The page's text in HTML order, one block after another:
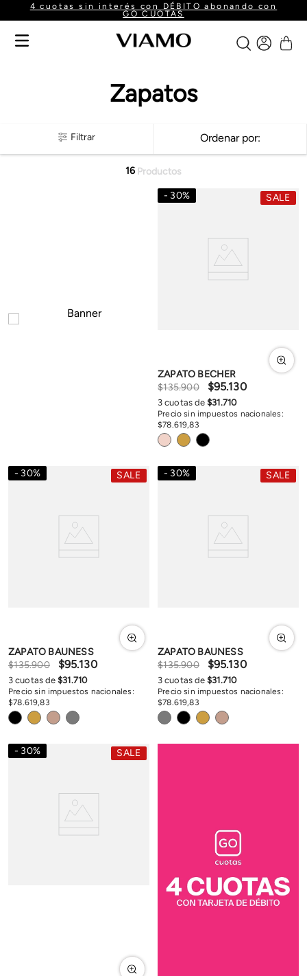
Envío gratis a partir de $160.000
Zapatos
Filtrar Ordenar por
16 Productos
30% SALE
ZAPATO BECHER
$135.900 $95.130
Precio sin impuestos nacionales:
$78.619,83
3 cuotas de$31.710
30% SALE
ZAPATO BAUNESS
$135.900 $95.130
Precio sin impuestos nacionales:
$78.619,83
3 cuotas de$31.710
30% SALE
ZAPATO BAUNESS
$135.900 $95.130
Precio sin impuestos nacionales:
$78.619,83
3 cuotas de$31.710
30% SALE